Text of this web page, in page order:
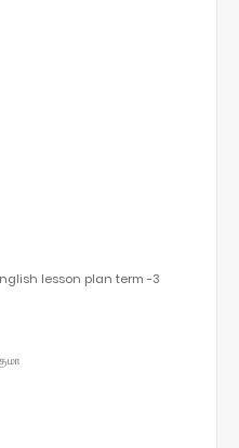
lesson plan term -3